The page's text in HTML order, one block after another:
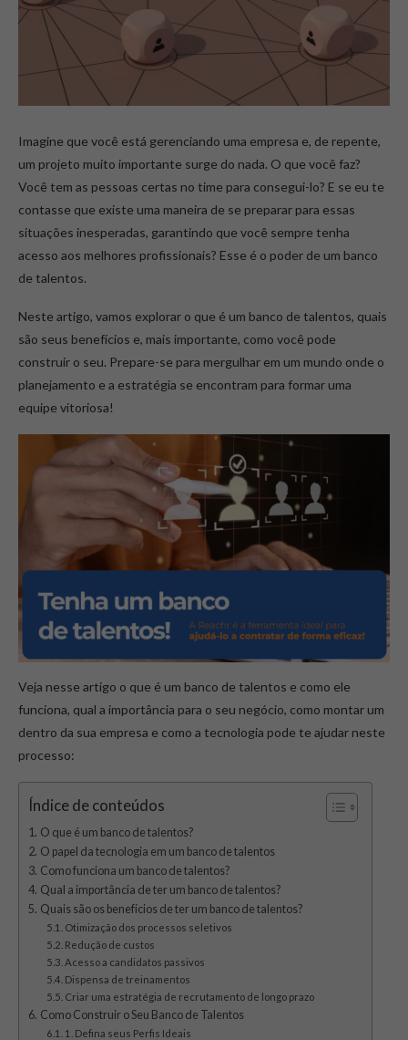
Imagine que você está gerenciando uma empresa e, de repente,
um projeto muito importante surge do nada. O que você faz?
Você tem as pessoas certas no time para consegui-lo? E se eu te
contasse que existe uma maneira de se preparar para essas
situações inesperadas, garantindo que você sempre tenha
acesso aos melhores profissionais? Esse é o poder de um banco
de talentos.
Neste artigo, vamos explorar o que é um banco de talentos, quais
são seus benefícios e, mais importante, como você pode
construir o seu. Prepare-se para mergulhar em um mundo onde o
planejamento e a estratégia se encontram para formar uma
equipe vitoriosa!
Veja nesse artigo o que é um banco de talentos e como ele
funciona, qual a importância para o seu negócio, como montar um
dentro da sua empresa e como a tecnologia pode te ajudar neste
processo:
Índice de conteúdos
O que é um banco de talentos?
O papel da tecnologia em um banco de talentos
Como funciona um banco de talentos?
Qual a importância de ter um banco de talentos?
Quais são os benefícios de ter um banco de talentos?
Otimização dos processos seletivos
Redução de custos
Acesso a candidatos passivos
Dispensa de treinamentos
Criar uma estratégia de recrutamento de longo prazo
Como Construir o Seu Banco de Talentos
1. Defina seus Perfis Ideais